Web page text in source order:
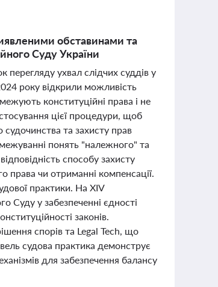
обставинами та
Суду України
ухвал слідчих суддів у
року відкрили можливість
конституційні права і не
цієї процедури, щоб
та захисту прав
понять "належного" та
способу захисту
права чи отриманні компенсації.
практики. На XIV
Суду у забезпеченні єдності
законів.
спорів та Legal Tech, що
судова практика демонструє
для забезпечення балансу